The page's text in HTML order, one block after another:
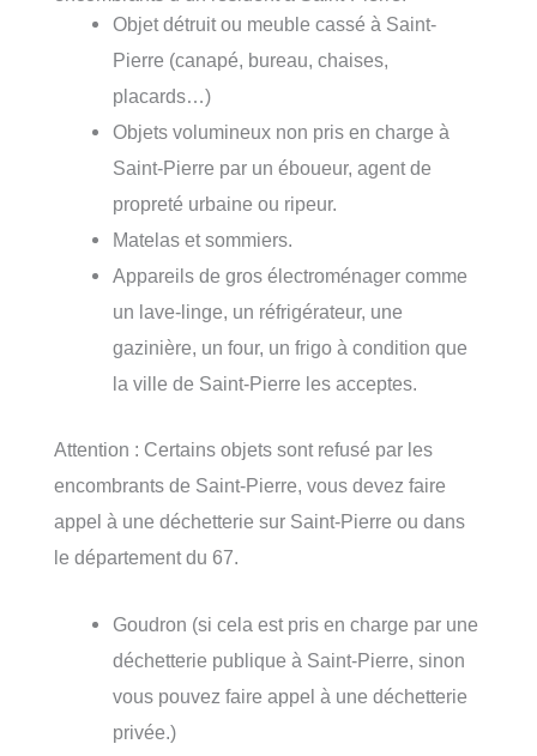
Objet détruit ou meuble cassé à Saint-
Pierre (canapé, bureau, chaises,
placards…)
Objets volumineux non pris en charge à
Saint-Pierre par un éboueur, agent de
propreté urbaine ou ripeur.
Matelas et sommiers.
Appareils de gros électroménager comme
un lave-linge, un réfrigérateur, une
gazinière, un four, un frigo à condition que
la ville de Saint-Pierre les acceptes.
Attention : Certains objets sont refusé par les
encombrants de Saint-Pierre, vous devez faire
appel à une déchetterie sur Saint-Pierre ou dans
le département du 67.
Goudron (si cela est pris en charge par une
déchetterie publique à Saint-Pierre, sinon
vous pouvez faire appel à une déchetterie
privée.)